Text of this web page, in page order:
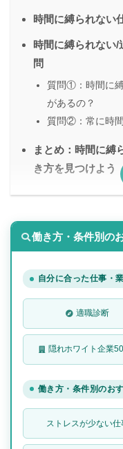
時間に縛られない
時間に縛られない
問
質問①：時間に
があるの？
質問②：常に時
まとめ：時間に縛
き方を見つけよう
働き方・条件別の
自分に合った仕事・
適職診断
隠れホワイト企業
働き方・条件別のお
ストレスが少ない仕